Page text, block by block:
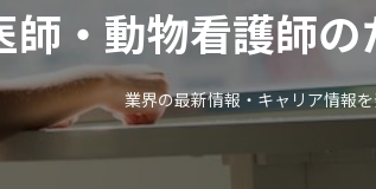
師・動物看護師
業界の最新情報・キャリア情報